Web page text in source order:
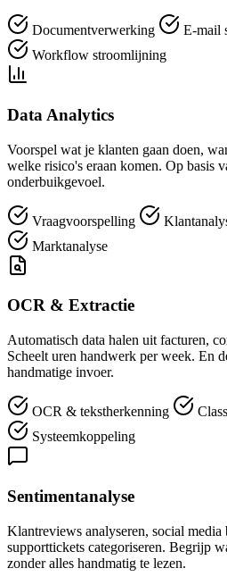
Documentverwerking E-mail
Workflow stroomlijning
Data Analytics
Voorspel wat je klanten gaan doen,
welke risico's eraan komen. Op basis
onderbuikgevoel.
Vraagvoorspelling
Marktanalyse
OCR & Extractie
Automatisch data halen uit facturen,
Scheelt uren handwerk per week. En
handmatige invoer.
OCR & tekstherkenning
Systeemkoppeling
Sentimentanalyse
Klantreviews analyseren, social media
supporttickets categoriseren. Begrijp
zonder alles handmatig te lezen.